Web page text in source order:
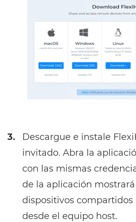
3.
Descargue e instale
invitado. Abra la
con las mismas
de la aplicación
dispositivos compartidos
desde el equipo host.